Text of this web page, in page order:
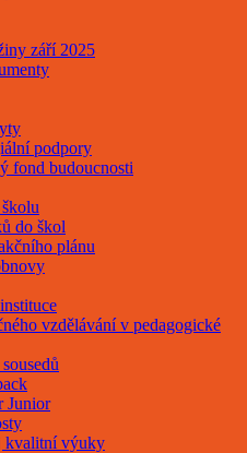
září 2025
podpory
fond budoucnosti
do škol
plánu
vzdělávání v pedagogické
Junior
kvalitní výuky